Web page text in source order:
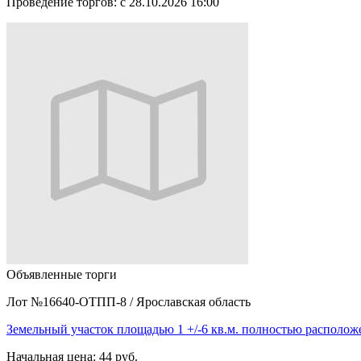
Объявленные торги
Лот №16640-ОТПП-8 / Ярославская область
Земельный участок площадью 1 +/-6 кв.м. полностью
Начальная цена: 44 руб.